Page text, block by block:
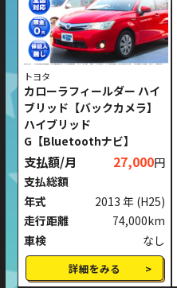
トヨタ
カローラフィールダー ハイ
ブリッド【バックカメラ】
ハイブリッド
G【Bluetoothナビ】
支払額/月 27,000円
支払総額
年式
2013 年 (H25)
走行距離
74,000km
車検
なし
詳細をみる